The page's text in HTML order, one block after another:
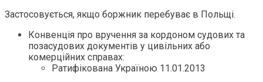
Застосовується, якщо боржник перебуває в Польщі.
Конвенція про вручення за кордоном судових та
позасудових документів у цивільних або
комерційних справах:
Ратифікована Україною 11.01.2013